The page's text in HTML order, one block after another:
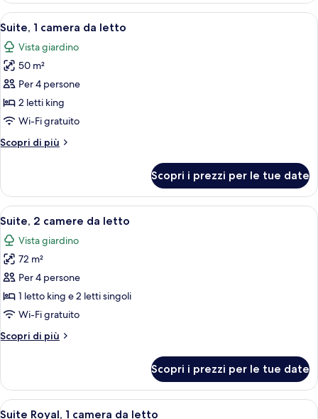
Apri
tutte
le
foto
per
Suite,
1
da
Un soggiorno moderno con un
13
Suite, 1 camera da letto
Vista giardino
50 m²
Per 4 persone
2 letti king
Wi-Fi gratuito
Scopri di più
Altri
1
camera
da
letto
Scopri i prezzi per le tue date
Apri
tutte
le
foto
per
Suite,
2
da
Un soggiorno con divano, poltrona
15
Suite, 2 camere da letto
Vista giardino
72 m²
Per 4 persone
1 letto king e 2 letti singoli
Wi-Fi gratuito
Scopri di più
Altri
2
camere
da
Scopri i prezzi per le tue date
Apri
Un soggiorno moderno con un
18
Suite Royal, 1 camera da letto